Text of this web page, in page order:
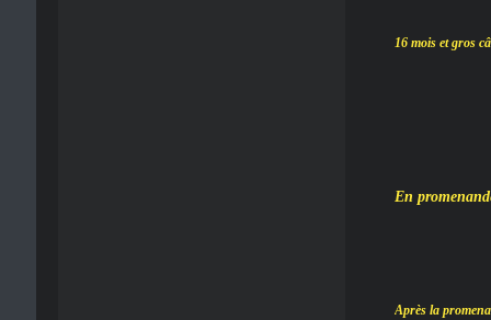
16 mois et gros
En
Après la